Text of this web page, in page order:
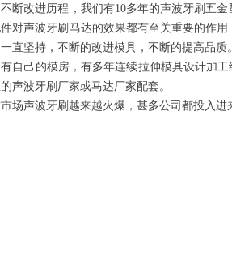
断改进历程，我们有10多年的声波牙刷五
对声波牙刷马达的效果都有至关重要的作
直坚持，不断的改进模具，不断的提高品质。
自己的模房，有多年连续拉伸模具设计加
声波牙刷厂家或马达厂家配套。
场声波牙刷越来越火爆，甚多公司都投入